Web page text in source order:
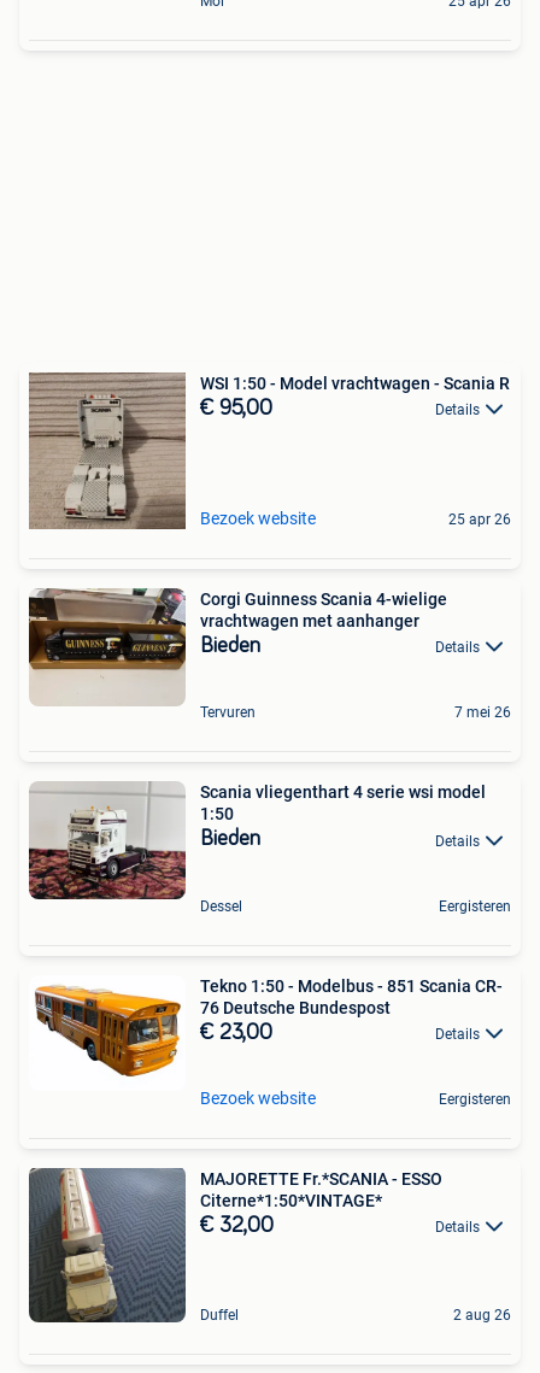
WSI 1:50 - Model vrachtwagen - Scania R
€ 95,00 Details
Bezoek website 25 apr 26
Corgi Guinness Scania 4-wielige
vrachtwagen met aanhanger
Bieden Details
Tervuren 7 mei 26
Scania vliegenthart 4 serie wsi model
1:50
Bieden Details
Dessel Eergisteren
Tekno 1:50 - Modelbus - 851 Scania CR-
76 Deutsche Bundespost
€ 23,00 Details
Bezoek website Eergisteren
MAJORETTE Fr.*SCANIA - ESSO
Citerne*1:50*VINTAGE*
€ 32,00 Details
Duffel 2 aug 26